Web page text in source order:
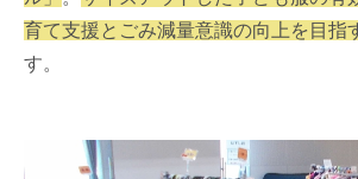
育て支援とごみ減量意識の向上を目指
す。